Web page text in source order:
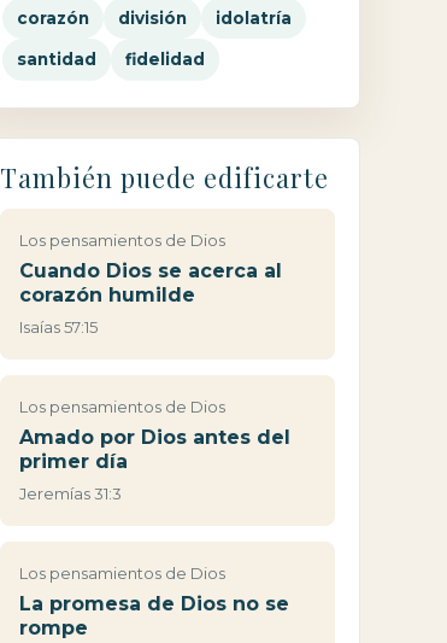
corazón división idolatría
santidad fidelidad
También puede edificarte
Los pensamientos de Dios
Cuando Dios se acerca al
corazón humilde
Isaías 57:15
Los pensamientos de Dios
Amado por Dios antes del
primer día
Jeremías 31:3
Los pensamientos de Dios
La promesa de Dios no se
rompe